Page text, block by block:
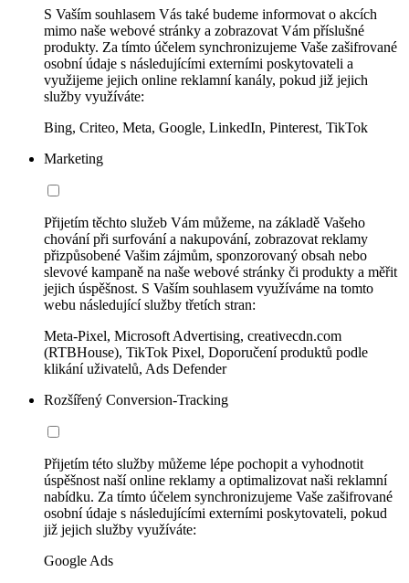
S Vaším souhlasem Vás také budeme informovat o akcích
mimo naše webové stránky a zobrazovat Vám příslušné
produkty. Za tímto účelem synchronizujeme Vaše zašifrované
osobní údaje s následujícími externími poskytovateli a
využijeme jejich online reklamní kanály, pokud již jejich
služby využíváte:
Bing, Criteo, Meta, Google, LinkedIn, Pinterest, TikTok
Marketing
Přijetím těchto služeb Vám můžeme, na základě Vašeho
chování při surfování a nakupování, zobrazovat reklamy
přizpůsobené Vašim zájmům, sponzorovaný obsah nebo
slevové kampaně na naše webové stránky či produkty a měřit
jejich úspěšnost. S Vaším souhlasem využíváme na tomto
webu následující služby třetích stran:
Meta-Pixel, Microsoft Advertising, creativecdn.com
(RTBHouse), TikTok Pixel, Doporučení produktů podle
klikání uživatelů, Ads Defender
Rozšířený Conversion-Tracking
Přijetím této služby můžeme lépe pochopit a vyhodnotit
úspěšnost naší online reklamy a optimalizovat naši reklamní
nabídku. Za tímto účelem synchronizujeme Vaše zašifrované
osobní údaje s následujícími externími poskytovateli, pokud
již jejich služby využíváte:
Google Ads